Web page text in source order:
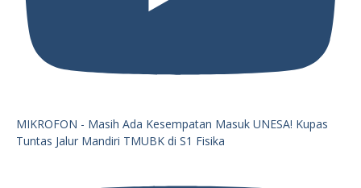
MIKROFON - Masih Ada Kesempatan Masuk UNESA! Kupas
Tuntas Jalur Mandiri TMUBK di S1 Fisika